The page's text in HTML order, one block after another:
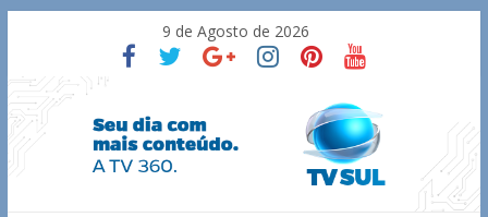
content
9 de Agosto de 2026